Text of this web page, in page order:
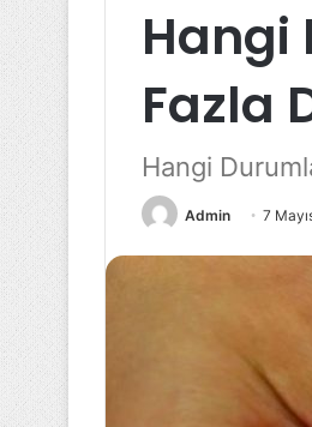
Hangi
Fazla
Hangi
Admin 7